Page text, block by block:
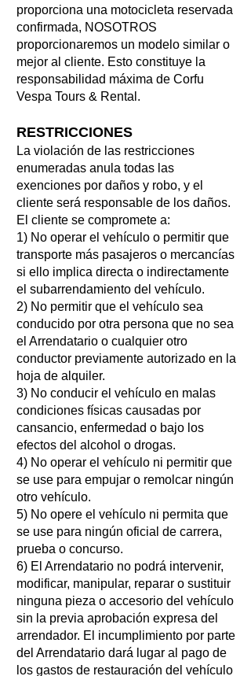
proporciona una motocicleta reservada
confirmada, NOSOTROS
proporcionaremos un modelo similar o
mejor al cliente. Esto constituye la
responsabilidad máxima de Corfu
Vespa Tours & Rental.
RESTRICCIONES
La violación de las restricciones
enumeradas anula todas las
exenciones por daños y robo, y el
cliente será responsable de los daños.
El cliente se compromete a:
1) No operar el vehículo o permitir que
transporte más pasajeros o mercancías
si ello implica directa o indirectamente
el subarrendamiento del vehículo.
2) No permitir que el vehículo sea
conducido por otra persona que no sea
el Arrendatario o cualquier otro
conductor previamente autorizado en la
hoja de alquiler.
3) No conducir el vehículo en malas
condiciones físicas causadas por
cansancio, enfermedad o bajo los
efectos del alcohol o drogas.
4) No operar el vehículo ni permitir que
se use para empujar o remolcar ningún
otro vehículo.
5) No opere el vehículo ni permita que
se use para ningún oficial de carrera,
prueba o concurso.
6) El Arrendatario no podrá intervenir,
modificar, manipular, reparar o sustituir
ninguna pieza o accesorio del vehículo
sin la previa aprobación expresa del
arrendador. El incumplimiento por parte
del Arrendatario dará lugar al pago de
los gastos de restauración del vehículo